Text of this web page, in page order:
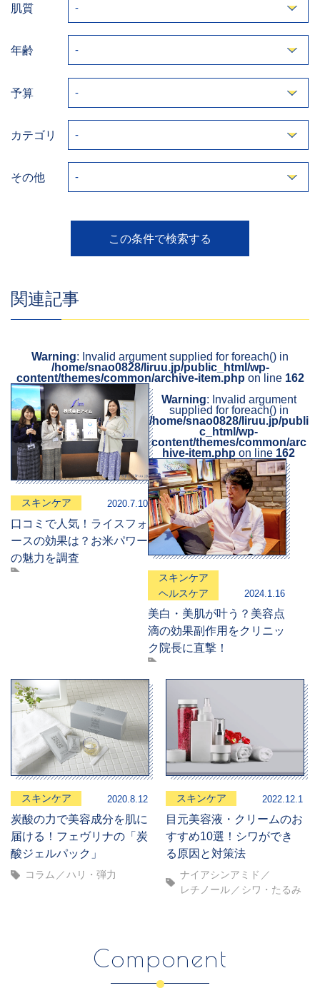
肌質
年齢
予算
カテゴリ
その他
関連記事
Warning: Invalid argument supplied for foreach() in
/home/snao0828/liruu.jp/public_html/wp-
content/themes/common/archive-item.php on line 162
スキンケア 2020.7.10
口コミで人気！ライスフォ
ースの効果は？お米パワー
の魅力を調査
Warning: Invalid argument
supplied for foreach() in
/home/snao0828/liruu.jp/publi
c_html/wp-
content/themes/common/arc
hive-item.php on line 162
スキンケア
ヘルスケア
2024.1.16
美白・美肌が叶う？美容点
滴の効果副作用をクリニッ
ク院長に直撃！
スキンケア 2020.8.12
炭酸の力で美容成分を肌に
届ける！フェヴリナの「炭
酸ジェルパック」
コラム ハリ・弾力
スキンケア 2022.12.1
目元美容液・クリームのお
すすめ10選！シワができ
る原因と対策法
ナイアシンアミド
レチノール
シワ・たるみ
Component